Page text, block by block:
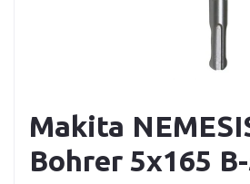
Makita
Bohrer 5x165